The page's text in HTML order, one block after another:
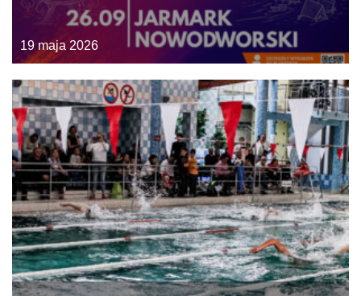
19 maja 2026